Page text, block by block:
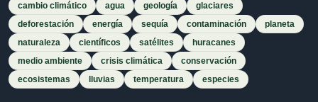
cambio climático
agua geología
glaciares
deforestación
energía sequía contaminación
planeta
naturaleza
científicos satélites
huracanes
medio ambiente
crisis climática
conservación
ecosistemas
lluvias temperatura especies